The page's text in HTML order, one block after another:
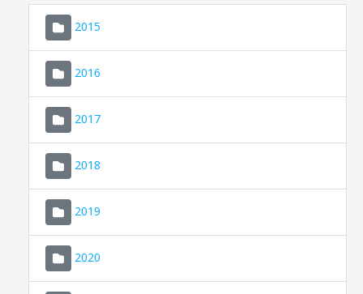
2015
2016
2017
2018
2019
2020